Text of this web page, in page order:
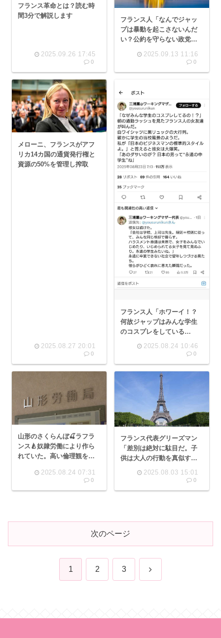
フランス革命とは？読む時
間3分で解説します
2025.09.26 17:45
0
フランス人「なんでジャッ
プは暴動を起こさないんだ
い？公約を守らない政党な
いよ？」
2025.09.13 11:16
0
メローニ、フランスがアフ
リカ14カ国の通貨発行権と
資源の50%を管理し搾取
2025.08.27 20:01
0
フランス人「ホワーイ！？
何故ジャップはみんな学生
のコスプレをしている
2025.08.24 10:46
0
山形のさくらんぼ🍒ラフラ
ンス🍐奴隷労働により作ら
れていた。高い倫理観を持
2025.08.24 07:31
0
フランス代表グリーズマン
「差別は絶対に駄目だ。子
供は大人の行動を真似する
2025.08.03 15:01
0
次のページ
1 2 3 次